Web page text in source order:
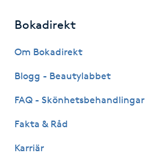
Hälsa
Hälsprickor
Idrottsmassage
Bokadirekt
Om Bokadirekt
Blogg - Beautylabbet
FAQ - Skönhetsbehandlingar
Fakta & Råd
Karriär